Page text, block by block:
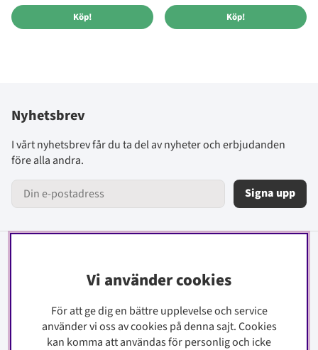
Köp! Köp!
Nyhetsbrev
I vårt nyhetsbrev får du ta del av nyheter och erbjudanden
före alla andra.
Signa upp
Integritetspolicy
Vi använder cookies
För att ge dig en bättre upplevelse och service
använder vi oss av cookies på denna sajt.Cookies
kan komma att användas för personlig och icke